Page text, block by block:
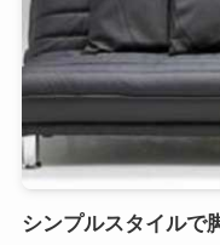
シンプルスタイルで